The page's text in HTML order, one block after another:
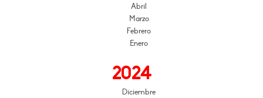
Abril
Marzo
Febrero
Enero
2024
Diciembre